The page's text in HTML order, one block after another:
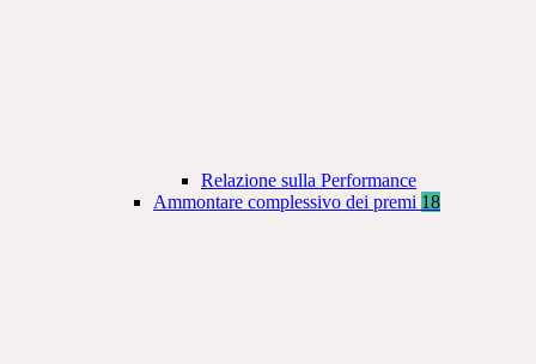
Relazione sulla Performance
Ammontare complessivo dei premi 18